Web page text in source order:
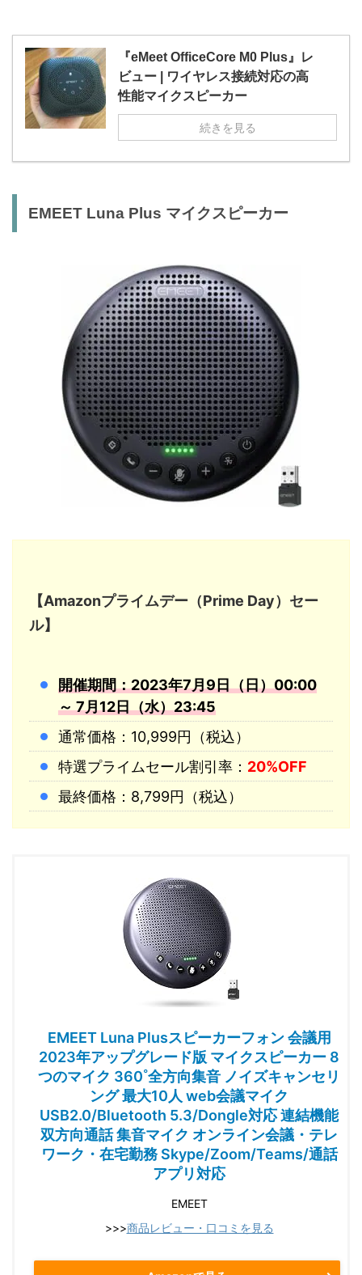
『eMeet OfficeCore M0 Plus』レ
ビュー | ワイヤレス接続対応の高
性能マイクスピーカー
続きを見る
EMEET Luna Plus マイクスピーカー
【Amazonプライムデー（Prime Day）セー
ル】
開催期間：2023年7月9日（日）00:00
～ 7月12日（水）23:45
通常価格：10,999円（税込）
特選プライムセール割引率： 20%OFF
最終価格：8,799円（税込）
EMEET Luna Plusスピーカーフォン 会議用
2023年アップグレード版 マイクスピーカー 8
つのマイク 360˚全方向集音 ノイズキャンセリ
ング 最大10人 web会議マイク
USB2.0/Bluetooth 5.3/Dongle対応 連結機能
双方向通話 集音マイク オンライン会議・テレ
ワーク・在宅勤務 Skype/Zoom/Teams/通話
アプリ対応
EMEET
>>>商品レビュー・口コミを見る